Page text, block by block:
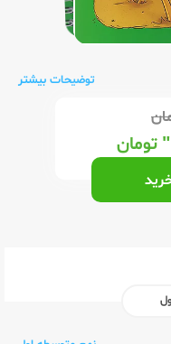
توضیحات بیشتر
تومان